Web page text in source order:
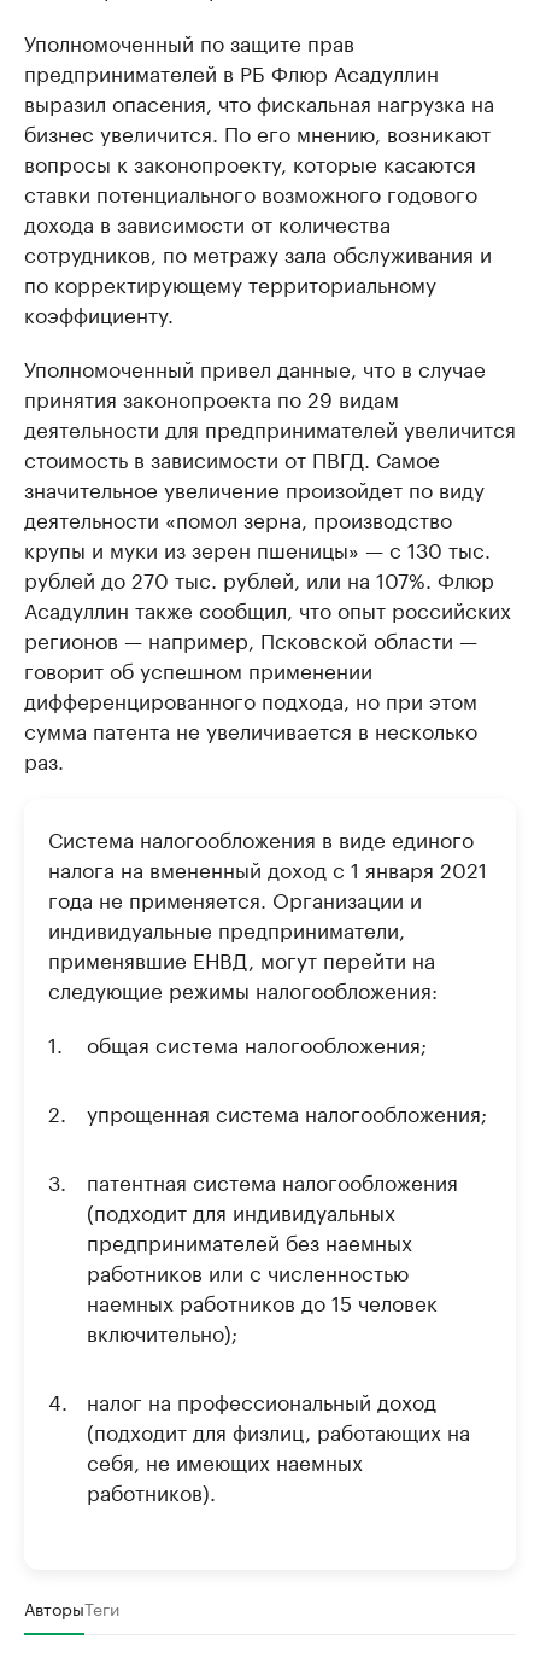
Уполномоченный по защите прав
предпринимателей в РБ Флюр Асадуллин
выразил опасения, что фискальная нагрузка на
бизнес увеличится. По его мнению, возникают
вопросы к законопроекту, которые касаются
ставки потенциального возможного годового
дохода в зависимости от количества
сотрудников, по метражу зала обслуживания и
по корректирующему территориальному
коэффициенту.
Уполномоченный привел данные, что в случае
принятия законопроекта по 29 видам
деятельности для предпринимателей увеличится
стоимость в зависимости от ПВГД. Самое
значительное увеличение произойдет по виду
деятельности «помол зерна, производство
крупы и муки из зерен пшеницы» — с 130 тыс.
рублей до 270 тыс. рублей, или на 107%. Флюр
Асадуллин также сообщил, что опыт российских
регионов — например, Псковской области —
говорит об успешном применении
дифференцированного подхода, но при этом
сумма патента не увеличивается в несколько
раз.
Система налогообложения в виде единого
налога на вмененный доход с 1 января 2021
года не применяется. Организации и
индивидуальные предприниматели,
применявшие ЕНВД, могут перейти на
следующие режимы налогообложения:
общая система налогообложения;
упрощенная система налогообложения;
патентная система налогообложения
(подходит для индивидуальных
предпринимателей без наемных
работников или с численностью
наемных работников до 15 человек
включительно);
налог на профессиональный доход
(подходит для физлиц, работающих на
себя, не имеющих наемных
работников).
АвторыТеги